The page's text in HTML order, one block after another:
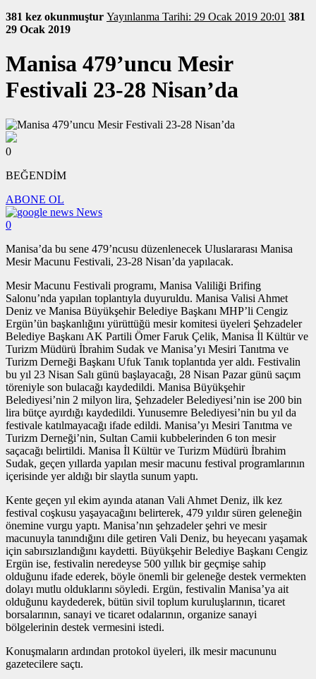
381 kez okunmuştur Yayınlanma Tarihi: 29 Ocak 2019 20:01 381
29 Ocak 2019
Manisa 479’uncu Mesir
Festivali 23-28 Nisan’da
0
BEĞENDİM
ABONE OL
News
0
Manisa’da bu sene 479’ncusu düzenlenecek Uluslararası Manisa
Mesir Macunu Festivali, 23-28 Nisan’da yapılacak.
Mesir Macunu Festivali programı, Manisa Valiliği Brifing
Salonu’nda yapılan toplantıyla duyuruldu. Manisa Valisi Ahmet
Deniz ve Manisa Büyükşehir Belediye Başkanı MHP’li Cengiz
Ergün’ün başkanlığını yürüttüğü mesir komitesi üyeleri Şehzadeler
Belediye Başkanı AK Partili Ömer Faruk Çelik, Manisa İl Kültür ve
Turizm Müdürü İbrahim Sudak ve Manisa’yı Mesiri Tanıtma ve
Turizm Derneği Başkanı Ufuk Tanık toplantıda yer aldı. Festivalin
bu yıl 23 Nisan Salı günü başlayacağı, 28 Nisan Pazar günü saçım
töreniyle son bulacağı kaydedildi. Manisa Büyükşehir
Belediyesi’nin 2 milyon lira, Şehzadeler Belediyesi’nin ise 200 bin
lira bütçe ayırdığı kaydedildi. Yunusemre Belediyesi’nin bu yıl da
festivale katılmayacağı ifade edildi. Manisa’yı Mesiri Tanıtma ve
Turizm Derneği’nin, Sultan Camii kubbelerinden 6 ton mesir
saçacağı belirtildi. Manisa İl Kültür ve Turizm Müdürü İbrahim
Sudak, geçen yıllarda yapılan mesir macunu festival programlarının
içerisinde yer aldığı bir slaytla sunum yaptı.
Kente geçen yıl ekim ayında atanan Vali Ahmet Deniz, ilk kez
festival coşkusu yaşayacağını belirterek, 479 yıldır süren geleneğin
önemine vurgu yaptı. Manisa’nın şehzadeler şehri ve mesir
macunuyla tanındığını dile getiren Vali Deniz, bu heyecanı yaşamak
için sabırsızlandığını kaydetti. Büyükşehir Belediye Başkanı Cengiz
Ergün ise, festivalin neredeyse 500 yıllık bir geçmişe sahip
olduğunu ifade ederek, böyle önemli bir geleneğe destek vermekten
dolayı mutlu olduklarını söyledi. Ergün, festivalin Manisa’ya ait
olduğunu kaydederek, bütün sivil toplum kuruluşlarının, ticaret
borsalarının, sanayi ve ticaret odalarının, organize sanayi
bölgelerinin destek vermesini istedi.
Konuşmaların ardından protokol üyeleri, ilk mesir macununu
gazetecilere saçtı.